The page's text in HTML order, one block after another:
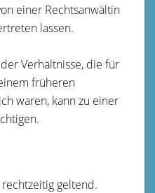
einer Rechtsanwältin
lassen.
Verhältnisse, die für
früheren
waren, kann zu einer
geltend.